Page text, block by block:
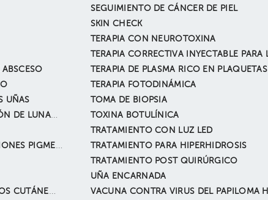
UÑAS
ELECTROCIRUGÍA PARA REMOCIÓN DE LUNARES
EVALUACIÓN DE LUNARES O LESIONES PIGMENTADAS (PIEL)
EXTIRPACIÓN TUMORES BENIGNOS CUTÁNEOS (QUISTE EPIDÉRMICO, NEVUS, LIPOMAS, ANGIOMAS, ETC.)
SEGUIMIENTO DE CÁNCER DE PIEL
SKIN CHECK
TERAPIA CON NEUROTOXINA
TERAPIA DE PLASMA RICO EN PLAQUETAS
TERAPIA FOTODINÁMICA
TOMA DE BIOPSIA
TOXINA BOTULÍNICA
TRATAMIENTO CON LUZ LED
TRATAMIENTO PARA HIPERHIDROSIS
TRATAMIENTO POST QUIRÚRGICO
UÑA ENCARNADA